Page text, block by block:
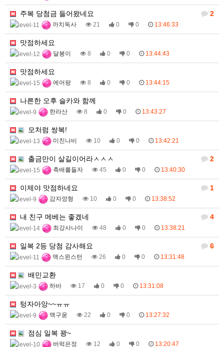
2
주복 당첨금 들어왔네요
까치독사 21 0 0 13:46:33
맛점하세요
달봉이 8 0 0 13:44:43
맛점하세요
에어팡 8 0 0 13:44:15
나른한 오후 슬카와 함께
한라산 8 0 0 13:43:27
모처럼 쌍복!
미친나비 10 0 0 13:42:21
2
출금만이 살길이어라ㅅㅅㅅ
축배를들자 45 0 0 13:40:30
1
이제야 맛점하네요
감자깡형 10 0 0 13:38:52
4
내 친구 메베는 좋겠네
최강사나이 48 0 0 13:38:21
6
일복 2등 당첨 감사해요
맥스윈스턴 26 0 0 13:31:48
배민교환
하바 17 0 0 13:31:08
텅자아앙~~ㅠㅠ
맥구욷 22 0 0 13:27:32
점심 일복 꽝~
버럭은정 12 0 0 13:20:47